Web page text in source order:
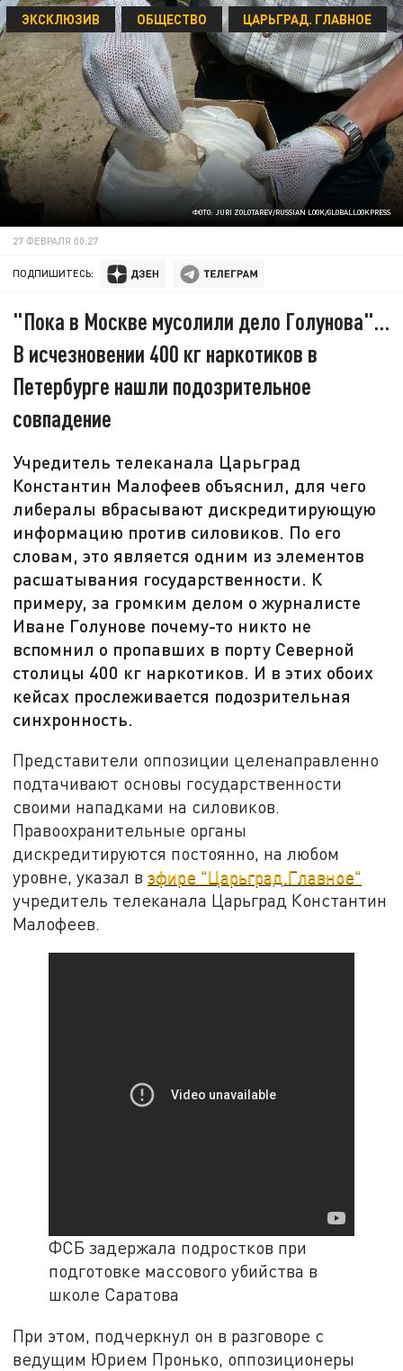
ФОТО: JURI ZOLOTAREV/RUSSIAN LOOK/GLOBALLOOKPRESS
ЭКСКЛЮЗИВ ОБЩЕСТВО ЦАРЬГРАД. ГЛАВНОЕ
27 ФЕВРАЛЯ 00:27
ПОДПИШИТЕСЬ:
"Пока в Москве мусолили дело Голунова"…
В исчезновении 400 кг наркотиков в
Петербурге нашли подозрительное
совпадение
Учредитель телеканала Царьград
Константин Малофеев объяснил, для чего
либералы вбрасывают дискредитирующую
информацию против силовиков. По его
словам, это является одним из элементов
расшатывания государственности. К
примеру, за громким делом о журналисте
Иване Голунове почему-то никто не
вспомнил о пропавших в порту Северной
столицы 400 кг наркотиков. И в этих обоих
кейсах прослеживается подозрительная
синхронность.
Представители оппозиции целенаправленно
подтачивают основы государственности
своими нападками на силовиков.
Правоохранительные органы
дискредитируются постоянно, на любом
уровне, указал вэфире "Царьград.Главное"
учредитель телеканала Царьград Константин
Малофеев.
ФСБ задержала подростков при
подготовке массового убийства в
школе Саратова
При этом, подчеркнул он в разговоре с
ведущим Юрием Пронько, оппозиционеры